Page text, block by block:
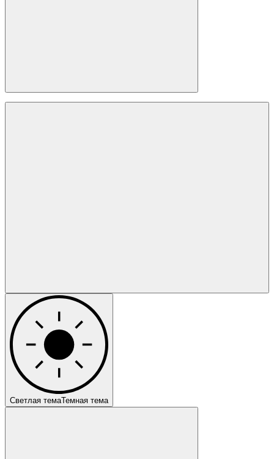
Светлая темаТемная тема